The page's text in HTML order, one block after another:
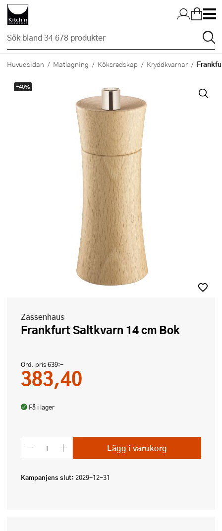
Hopp till huvudinnehållet
Huvudsidan Matlagning Köksredskap Kryddkvarnar
-40%
Zassenhaus
Frankfurt Saltkvarn 14 cm Bok
Ord. pris639:-
383,40
Få i lager
Lägg i varukorg
Kampanjens slut: 2029-12-31